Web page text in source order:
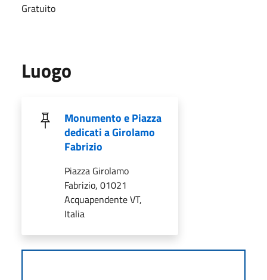
Gratuito
Luogo
Monumento e Piazza
dedicati a Girolamo
Fabrizio
Piazza Girolamo
Fabrizio, 01021
Acquapendente VT,
Italia